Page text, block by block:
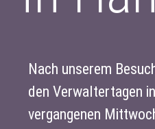
Nach unserem
den Verwaltertagen
vergangenen